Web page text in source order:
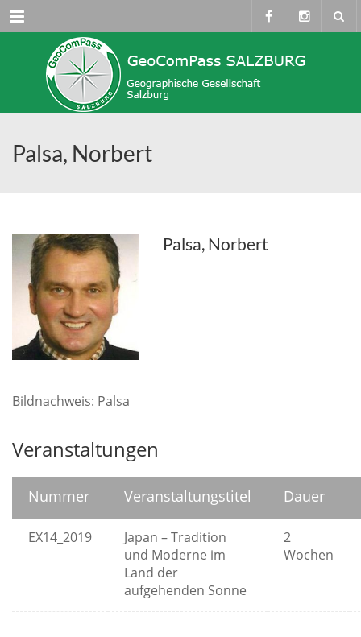
Menü
Palsa, Norbert
Palsa, Norbert
Bildnachweis: Palsa
Veranstaltungen
Nummer Veranstaltungstitel Dauer
EX14_2019
Japan – Tradition
und Moderne im
Land der
aufgehenden Sonne
2
Wochen